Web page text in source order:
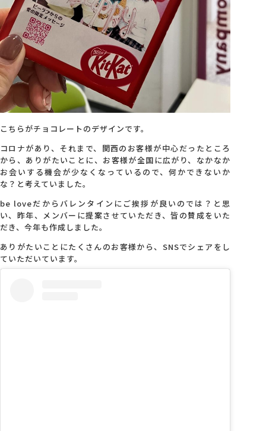
こちらがチョコレートのデザインです。
コロナがあり、それまで、関西のお客様が中心だったところ
から、ありがたいことに、お客様が全国に広がり、なかなか
お会いする機会が少なくなっているので、何かできないか
な？と考えていました。
be loveだからバレンタインにご挨拶が良いのでは？と思
い、昨年、メンバーに提案させていただき、皆の賛成をいた
だき、今年も作成しました。
ありがたいことにたくさんのお客様から、SNSでシェアをし
ていただいています。